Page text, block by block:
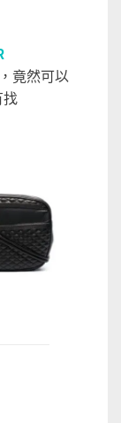
竟然可以
找